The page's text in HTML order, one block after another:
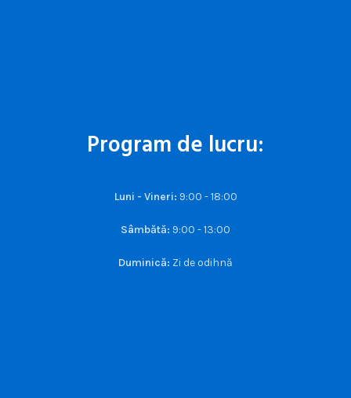
Program de lucru:
Luni - Vineri: 9:00 - 18:00
Sâmbătă: 9:00 - 13:00
Duminică: Zi de odihnă